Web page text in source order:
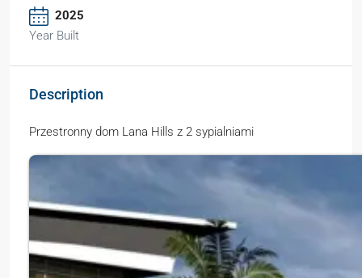
2025
Year Built
Description
Przestronny dom Lana Hills z 2 sypialniami